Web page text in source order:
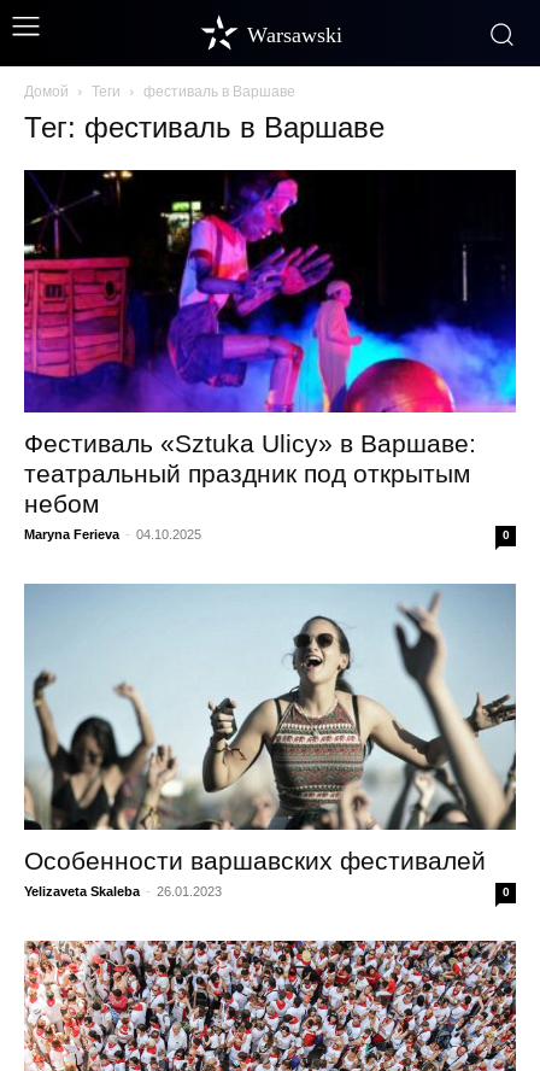
Warsawski
Домой Теги фестиваль в Варшаве
Тег: фестиваль в Варшаве
Фестиваль «Sztuka Ulicy» в Варшаве:
театральный праздник под открытым
небом
Maryna Ferieva - 04.10.2025 0
Особенности варшавских фестивалей
Yelizaveta Skaleba - 26.01.2023 0